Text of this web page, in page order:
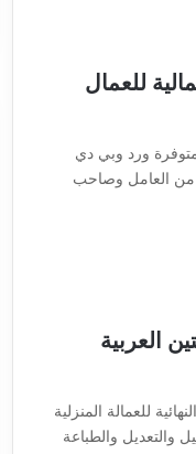
للعمال
ورد وبي دي
من العامل وصاحب
العربية
للعمالة المنزلية
والتعديل والطباعة